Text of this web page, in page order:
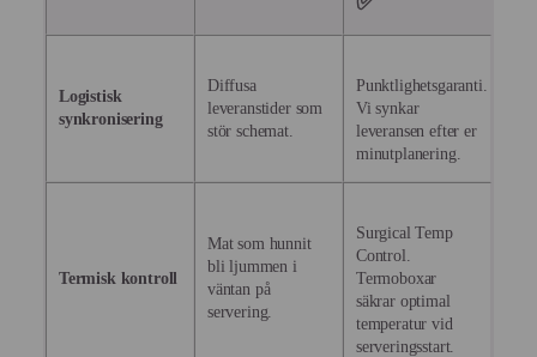
Logistisk
synkronisering
Diffusa
leveranstider som
stör schemat.
Punktlighetsgaranti.
Vi synkar
leveransen efter er
minutplanering.
Termisk kontroll
Mat som hunnit
bli ljummen i
väntan på
servering.
Surgical Temp
Control.
Termoboxar
säkrar optimal
temperatur vid
serveringsstart.